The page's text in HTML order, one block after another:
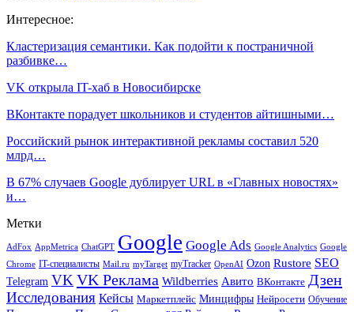
Интересное:
Кластеризация семантики. Как подойти к постраничной
разбивке…
VK открыла IT-хаб в Новосибирске
ВКонтакте порадует школьников и студентов айтишными…
Российский рынок интерактивной рекламы составил 520
млрд…
В 67% случаев Google дублирует URL в «Главных новостях»
и…
Метки
AdFox AppMetrica ChatGPT Google Google Ads Google Analytics Google
Chrome IT-специалисты Mail.ru myTarget myTracker OpenAI Ozon Rustore SEO
Telegram VK VK Реклама Wildberries Авито ВКонтакте Дзен
Исследования Кейсы Маркетплейс Минцифры Нейросети Обучение